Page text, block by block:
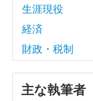
生涯現役
経済
財政・税制
主な執筆者